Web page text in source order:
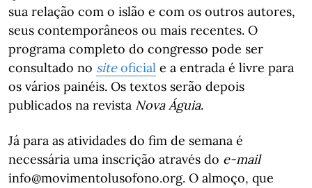
sua relação com o islão e com os outros autores,
seus contemporâneos ou mais recentes. O
programa completo do congresso pode ser
consultado no siteoficial e a entrada é livre para
os vários painéis. Os textos serão depois
publicados na revista Nova Águia.
Já para as atividades do fim de semana é
necessária uma inscrição através do e-mail
info@movimentolusofono.org. O almoço, que